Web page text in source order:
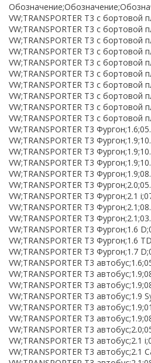
VW;TRANSPORTER T3 c бортовой
VW;TRANSPORTER T3 c бортовой
VW;TRANSPORTER T3 c бортовой
VW;TRANSPORTER T3 c бортовой
VW;TRANSPORTER T3 c бортовой
VW;TRANSPORTER T3 c бортовой
VW;TRANSPORTER T3 c бортовой
VW;TRANSPORTER T3 c бортовой
VW;TRANSPORTER T3 c бортовой
VW;TRANSPORTER T3 c бортовой
VW;TRANSPORTER T3
VW;TRANSPORTER T3
VW;TRANSPORTER T3
VW;TRANSPORTER T3
VW;TRANSPORTER T3
VW;TRANSPORTER T3
VW;TRANSPORTER T3 Фургон;2.1
VW;TRANSPORTER T3
VW;TRANSPORTER T3
VW;TRANSPORTER T3 Фургон;1.6
VW;TRANSPORTER T3 Фургон;1.6
VW;TRANSPORTER T3 Фургон;1.7
VW;TRANSPORTER T3
VW;TRANSPORTER T3
VW;TRANSPORTER T3
VW;TRANSPORTER T3 автобус;1.9
VW;TRANSPORTER T3
VW;TRANSPORTER T3
VW;TRANSPORTER T3
VW;TRANSPORTER T3 автобус;2.1
VW;TRANSPORTER T3 автобус;2.1